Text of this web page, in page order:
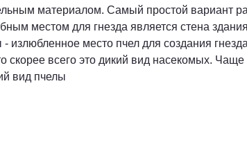
материалом. Самый простой вариант
местом для гнезда является стена
место пчел для создания
скорее всего это дикий вид насекомых.